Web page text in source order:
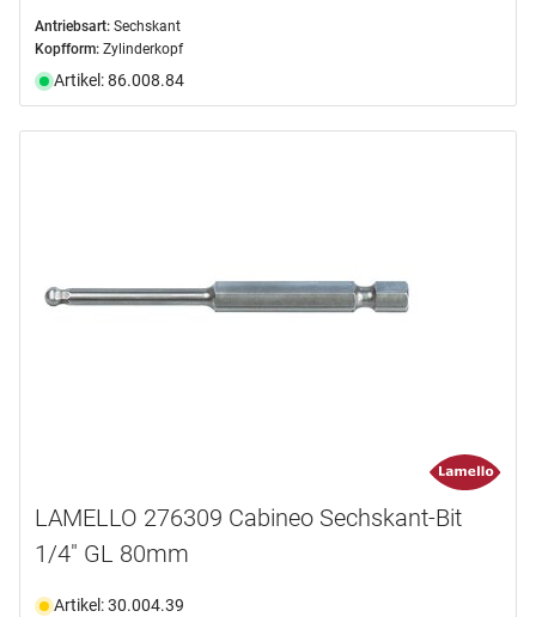
Antriebsart: Sechskant
Kopfform: Zylinderkopf
Artikel: 86.008.84
LAMELLO 276309 Cabineo Sechskant-Bit
1/4" GL 80mm
Artikel: 30.004.39